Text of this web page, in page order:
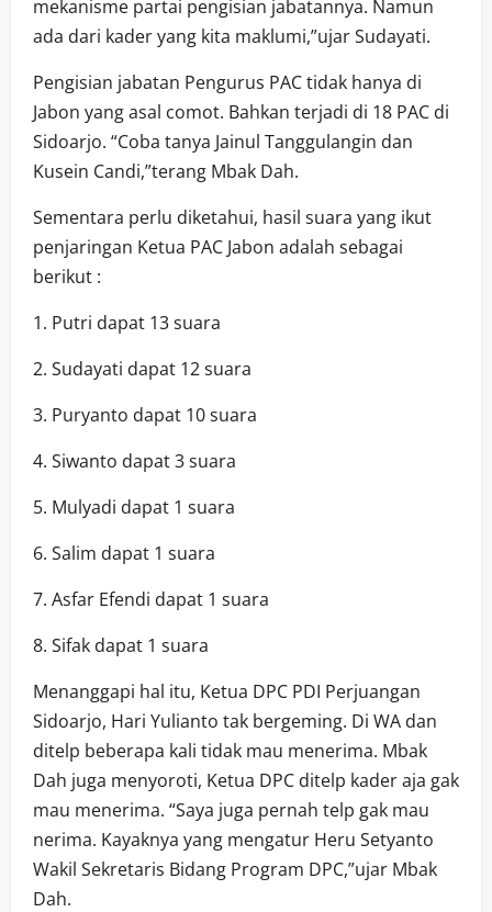
mekanisme partai pengisian jabatannya. Namun
ada dari kader yang kita maklumi,”ujar Sudayati.
Pengisian jabatan Pengurus PAC tidak hanya di
Jabon yang asal comot. Bahkan terjadi di 18 PAC di
Sidoarjo. “Coba tanya Jainul Tanggulangin dan
Kusein Candi,”terang Mbak Dah.
Sementara perlu diketahui, hasil suara yang ikut
penjaringan Ketua PAC Jabon adalah sebagai
berikut :
1. Putri dapat 13 suara
2. Sudayati dapat 12 suara
3. Puryanto dapat 10 suara
4. Siwanto dapat 3 suara
5. Mulyadi dapat 1 suara
6. Salim dapat 1 suara
7. Asfar Efendi dapat 1 suara
8. Sifak dapat 1 suara
Menanggapi hal itu, Ketua DPC PDI Perjuangan
Sidoarjo, Hari Yulianto tak bergeming. Di WA dan
ditelp beberapa kali tidak mau menerima. Mbak
Dah juga menyoroti, Ketua DPC ditelp kader aja gak
mau menerima. “Saya juga pernah telp gak mau
nerima. Kayaknya yang mengatur Heru Setyanto
Wakil Sekretaris Bidang Program DPC,”ujar Mbak
Dah.